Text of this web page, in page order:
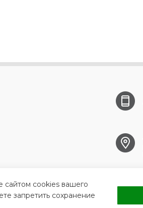
сайтом cookies вашего
запретить сохранение